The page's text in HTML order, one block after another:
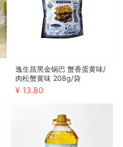
逸生昌黑金锅巴 蟹香蛋黄味/
肉松蟹黄味 208g/袋
¥ 13.80